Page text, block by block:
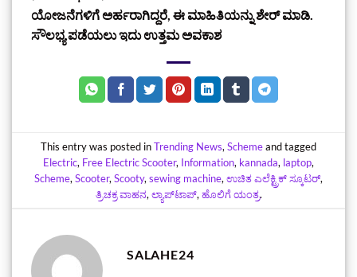
ಯೋಜನೆಗಳಿಗೆ ಅರ್ಹರಾಗಿದ್ದರೆ, ಈ ಮಾಹಿತಿಯನ್ನು ಶೇರ್ ಮಾಡಿ.
ಸೌಲಭ್ಯ ಪಡೆಯಲು ಇದು ಉತ್ತಮ ಅವಕಾಶ
This entry was posted inTrending News, Schemeand tagged
Electric, Free Electric Scooter, Information, kannada, laptop,
Scheme, Scooter, Scooty, sewing machine, ಉಚಿತ ಎಲೆಕ್ಟ್ರಿಕ್ ಸ್ಕೂಟರ್,
ತ್ರಿಚಕ್ರ ವಾಹನ, ಲ್ಯಾಪ್‌ಟಾಪ್, ಹೊಲಿಗೆ ಯಂತ್ರ.
SALAHE24